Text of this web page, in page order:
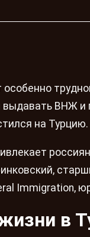
особенно
ВНЖ и
на Турцию.
Immigration,
в